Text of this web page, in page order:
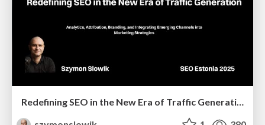
Redefining SEO in the New Era of Traffic Generation